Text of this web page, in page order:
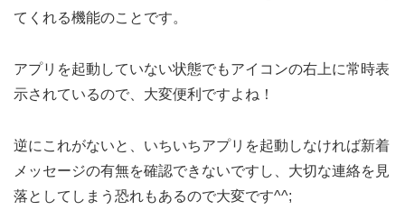
てくれる機能のことです。
アプリを起動していない状態でもアイコンの右上に常時表
示されているので、大変便利ですよね！
逆にこれがないと、いちいちアプリを起動しなければ新着
メッセージの有無を確認できないですし、大切な連絡を見
落としてしまう恐れもあるので大変です^^;